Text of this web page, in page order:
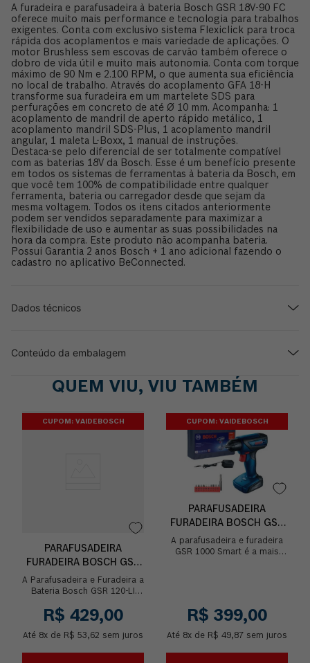
A furadeira e parafusadeira à bateria Bosch GSR 18V-90 FC
oferece muito mais performance e tecnologia para trabalhos
exigentes. Conta com exclusivo sistema Flexiclick para troca
rápida dos acoplamentos e mais variedade de aplicações. O
motor Brushless sem escovas de carvão também oferece o
dobro de vida útil e muito mais autonomia. Conta com torque
máximo de 90 Nm e 2.100 RPM, o que aumenta sua eficiência
no local de trabalho. Através do acoplamento GFA 18-H
transforme sua furadeira em um martelete SDS para
perfurações em concreto de até Ø 10 mm. Acompanha: 1
acoplamento de mandril de aperto rápido metálico, 1
acoplamento mandril SDS-Plus, 1 acoplamento mandril
angular, 1 maleta L-Boxx, 1 manual de instruções.
Destaca-se pelo diferencial de ser totalmente compatível
com as baterias 18V da Bosch. Esse é um benefício presente
em todos os sistemas de ferramentas à bateria da Bosch, em
que você tem 100% de compatibilidade entre qualquer
ferramenta, bateria ou carregador desde que sejam da
mesma voltagem. Todos os itens citados anteriormente
podem ser vendidos separadamente para maximizar a
flexibilidade de uso e aumentar as suas possibilidades na
hora da compra. Este produto não acompanha bateria.
Possui Garantia 2 anos Bosch + 1 ano adicional fazendo o
cadastro no aplicativo BeConnected.
Dados técnicos
Conteúdo da embalagem
QUEM VIU, VIU TAMBÉM
CUPOM: VAIDEBOSCH
PARAFUSADEIRA
FURADEIRA BOSCH GSR
120-LI 12V 1 BATERIA E
MALETA
A Parafusadeira e Furadeira a
Bateria Bosch GSR 120-LI
A maior autonomia da
categoria, garant...
R$ 429,00
Até 8x de R$ 53,62 sem juros
CUPOM: VAIDEBOSCH
PARAFUSADEIRA
FURADEIRA BOSCH GSR
1000 SMART 12V
BATERIA E MALETA
A parafusadeira e furadeira
GSR 1000 Smart é a mais
R$ 399,00
Até 8x de R$ 49,87 sem juros